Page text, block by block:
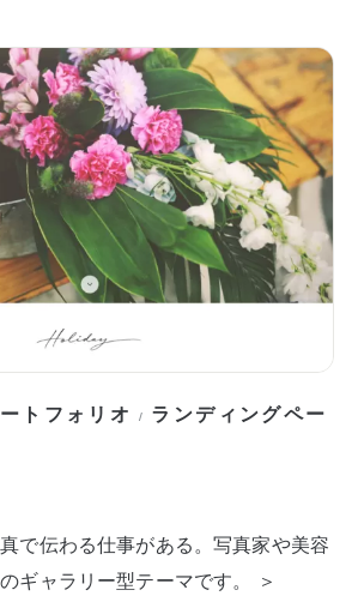
トフォリオ / ランディングペー
で伝わる仕事がある。写真家や美容
ギャラリー型テーマです。 ＞